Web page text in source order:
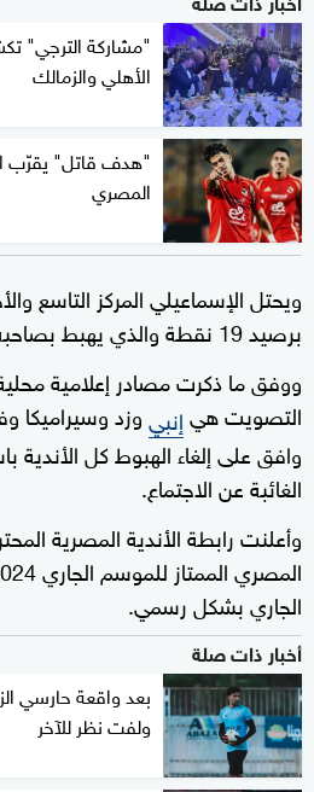
"مشاركة الترجي"
الأهلي والزمالك
"هدف قاتل" يقرّب
المصري
ويحتل الإسماعيلي المركز التاسع
برصيد 19 نقطة والذي يهبط بصاحبه لدوري المحترفين.
التصويت هيإنبيوزد وسيراميكا
وافق على إلغاء الهبوط كل الأندية
الغائبة عن الاجتماع.
وأعلنت رابطة الأندية المصرية
الجاري بشكل رسمي.
أخبار ذات صلة
بعد واقعة حارسي
ولفت نظر للآخر